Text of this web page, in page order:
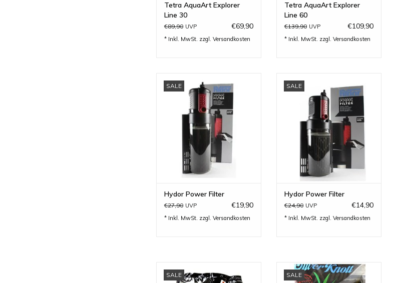
Tetra AquaArt Explorer
Line 30
€89,90 UVP €69,90
* Inkl. MwSt. zzgl. Versandkosten
Tetra AquaArt Explorer
Line 60
€139,90 UVP €109,90
* Inkl. MwSt. zzgl. Versandkosten
SALE
für Aquarien von 80 - 150 Liter..
ZUM WARENKORB HINZUFÜGEN
Hydor Power Filter
€27,90 UVP €19,90
* Inkl. MwSt. zzgl. Versandkosten
SALE
für Aquarien von 40-90 Liter...
ZUM WARENKORB HINZUFÜGEN
Hydor Power Filter
€24,90 UVP €14,90
* Inkl. MwSt. zzgl. Versandkosten
SALE
Oliver Knott
SALE
Nature Soil schwarz fein - von
Oliver Knott